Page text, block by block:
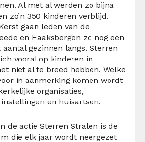
Al met al werden zo bijna
zo’n 350 kinderen verblijd.
gaan leden van de
en Haaksbergen zo nog een
aantal gezinnen langs. Sterren
vooral op kinderen in
niet al te breed hebben. Welke
in aanmerking komen wordt
organisaties,
en huisartsen.
de actie Sterren Stralen is de
die elk jaar wordt neergezet